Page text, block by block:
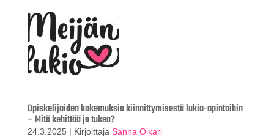
Opiskelijoiden kokemuksia kiinnittymisestä lukio-opintoihin
– Mitä kehittää ja tukea?
24.3.2025 | Kirjoittaja Sanna Oikari